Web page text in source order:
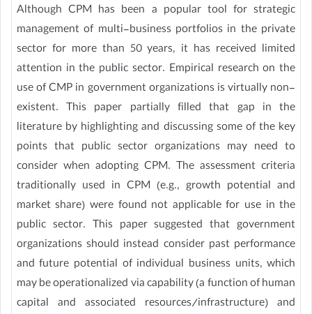
Although CPM has been a popular tool for strategic
management of multi-business portfolios in the private
sector for more than 50 years, it has received limited
attention in the public sector. Empirical research on the
use of CMP in government organizations is virtually non-
existent. This paper partially filled that gap in the
literature by highlighting and discussing some of the key
points that public sector organizations may need to
consider when adopting CPM. The assessment criteria
traditionally used in CPM (e.g., growth potential and
market share) were found not applicable for use in the
public sector. This paper suggested that government
organizations should instead consider past performance
and future potential of individual business units, which
may be operationalized via capability (a function of human
capital and associated resources/infrastructure) and